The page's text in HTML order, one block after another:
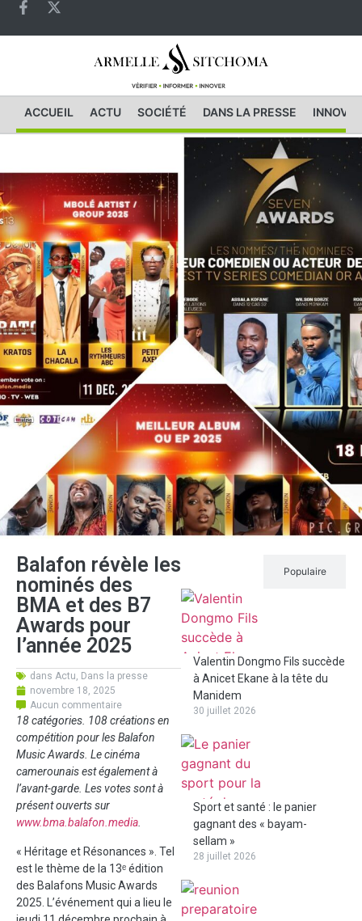
ACCUEIL ACTU SOCIÉTÉ DANS LA PRESSE
Balafon révèle les
nominés des
BMA et des B7
Awards pour
l’année 2025
dans Actu, Dans la presse
novembre 18, 2025
Aucun commentaire
18 catégories. 108 créations en
compétition pour les Balafon
Music Awards. Le cinéma
camerounais est également à
l’avant-garde. Les votes sont à
présent ouverts sur
www.bma.balafon.media.
« Héritage et Résonances ». Tel
est le thème de la 13ᵉ édition
des Balafons Music Awards
2025. L’événement qui a lieu le
Populaire
Valentin Dongmo Fils succède
à Anicet Ekane à la tête du
Manidem
30 juillet 2026
Sport et santé : le panier
gagnant des « bayam-
sellam »
28 juillet 2026